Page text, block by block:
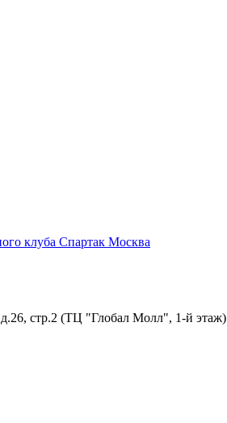
д.26, стр.2 (ТЦ "Глобал Молл", 1-й этаж)